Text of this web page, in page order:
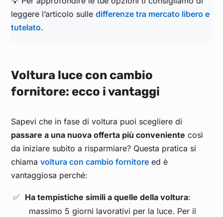
leggere l’articolo sulledifferenze tra mercato libero e
tutelato.
Voltura luce con cambio
fornitore: ecco i vantaggi
Sapevi che in fase di voltura puoi scegliere di
passare a una nuova offerta più conveniente così
da iniziare subito a risparmiare? Questa pratica si
chiamavoltura con cambio fornitore ed è
vantaggiosa perché:
Ha tempistiche simili a quelle della voltura:
massimo 5 giorni lavorativi per la luce. Per il